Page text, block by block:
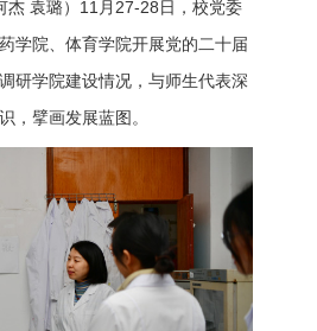
杰 袁璐） 11月27-28日 ，校党委
学院、体育学院开展党的二十届
研学院建设情况 ，与师生代表深
，擘画发展蓝图。